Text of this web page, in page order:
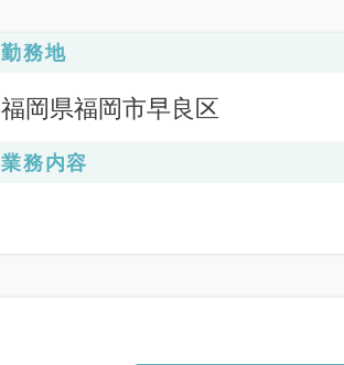
勤務地
福岡県福岡市早良区
業務内容